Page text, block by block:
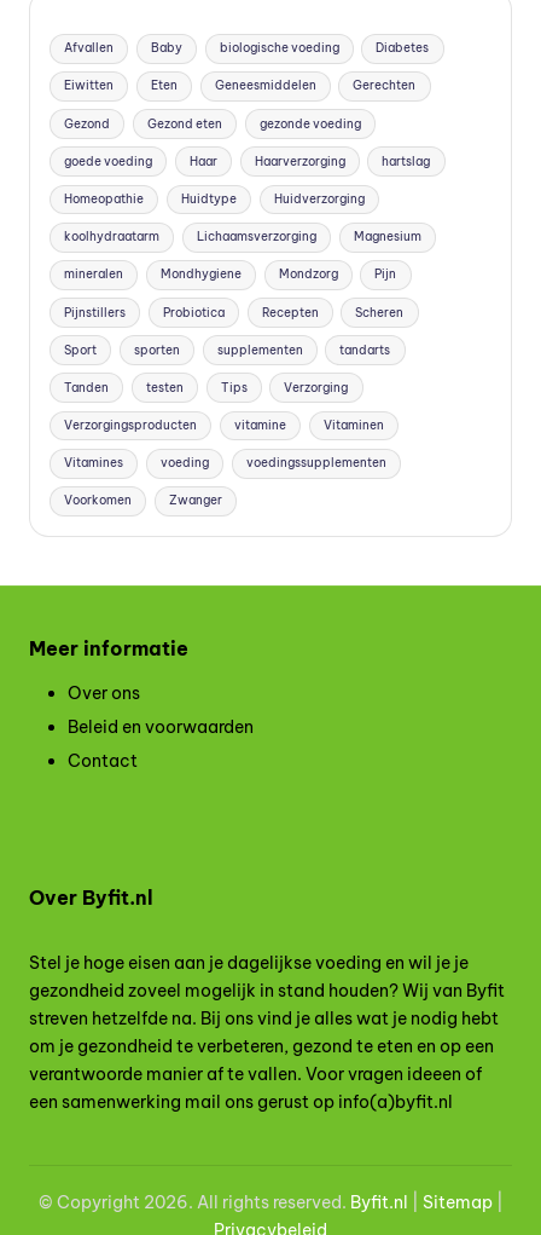
Afvallen Baby biologische voeding Diabetes
Eiwitten Eten Geneesmiddelen Gerechten
Gezond Gezond eten gezonde voeding
goede voeding Haar Haarverzorging hartslag
Homeopathie Huidtype Huidverzorging
koolhydraatarm Lichaamsverzorging Magnesium
mineralen Mondhygiene Mondzorg Pijn
Pijnstillers Probiotica Recepten Scheren
Sport sporten supplementen tandarts
Tanden testen Tips Verzorging
Verzorgingsproducten vitamine Vitaminen
Vitamines voeding voedingssupplementen
Voorkomen Zwanger
Meer informatie
Over ons
Beleid en voorwaarden
Contact
Over Byfit.nl
Stel je hoge eisen aan je dagelijkse voeding en wil je je
gezondheid zoveel mogelijk in stand houden? Wij van Byfit
streven hetzelfde na. Bij ons vind je alles wat je nodig hebt
om je gezondheid te verbeteren, gezond te eten en op een
verantwoorde manier af te vallen. Voor vragen ideeen of
een samenwerking mail ons gerust op info(a)byfit.nl
© Copyright 2026. All rights reserved. Byfit.nl Sitemap|
Privacybeleid